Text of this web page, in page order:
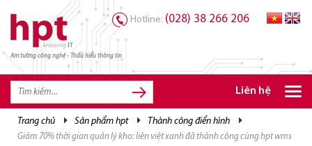
Am tường công nghệ - Thấu hiểu thông tin
Hotline: (028) 38 266 206
Liên hệ
trang chủ sản phẩm hpt thành công điển hình
giảm 70% thời gian quản lý kho: liên việt xanh đã thành công cùng hpt wms
TRANG CHỦ
TRANG CHỦ
GIẢI PHÁP